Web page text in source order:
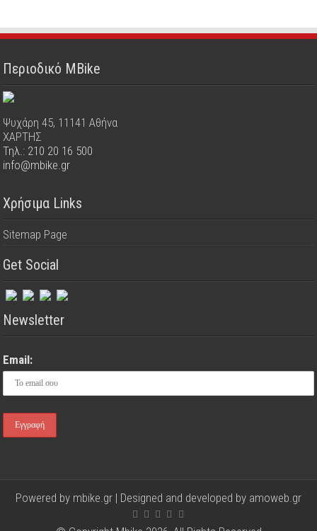
Περιοδικό MBike
Ψυχάρη 45, 11141 Αθήνα
ΧΑΡΤΗΣ
Τηλ.: 210 20 16 500
info@mbike.gr
Χρήσιμα Links
Sitemap Page
Get Social
Newsletter
Email:
Powered by mbike.gr | Designed and developed by amoweb.gr